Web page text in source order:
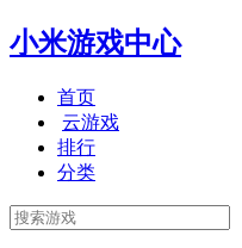
小米游戏中心
首页
云游戏
排行
分类